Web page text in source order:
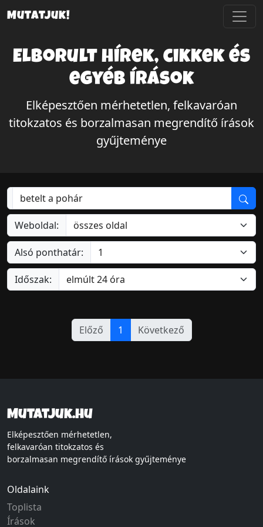
Mutatjuk!
Elborult hírek, cikkek és
egyéb írások
Elképesztően mérhetetlen, felkavaróan
titokzatos és borzalmasan megrendítő írások
gyűjteménye
Weboldal:
Alsó ponthatár:
Időszak:
Előző 1 Következő
Mutatjuk.hu
Elképesztően mérhetetlen,
felkavaróan titokzatos és
borzalmasan megrendítő írások gyűjteménye
Oldalaink
Toplista
Írások